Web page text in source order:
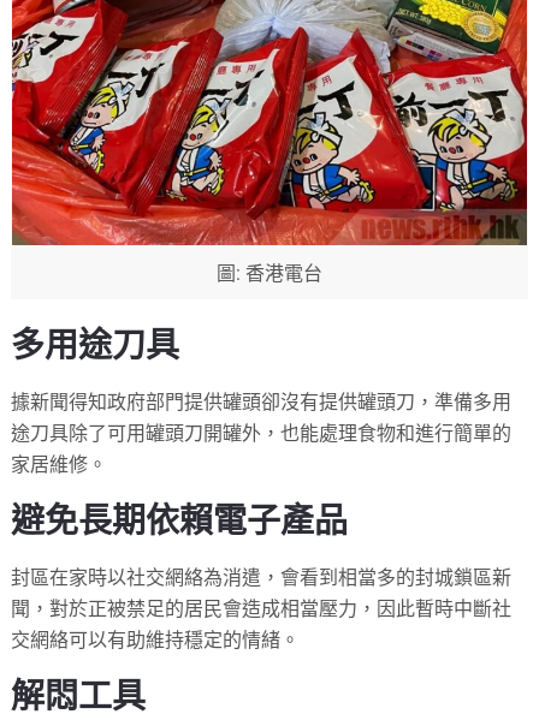
圖: 香港電台
多用途刀具
據新聞得知政府部門提供罐頭卻沒有提供罐頭刀，準備多用
途刀具除了可用罐頭刀開罐外，也能處理食物和進行簡單的
家居維修。
避免長期依賴電子產品
封區在家時以社交網絡為消遣，會看到相當多的封城鎖區新
聞，對於正被禁足的居民會造成相當壓力，因此暫時中斷社
交網絡可以有助維持穩定的情緒。
解悶工具